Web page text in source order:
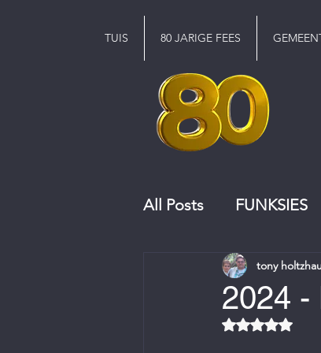
TUIS 80 JARIGE FEES
All Posts FUNKSIES
KERKRAAD
2024 -
tony
Rated NaN